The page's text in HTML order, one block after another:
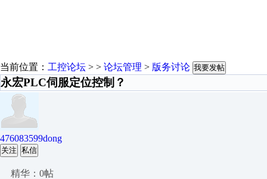
当前位置： 工控论坛 > > 论坛管理 > 版务讨论 我要发帖
永宏PLC伺服定位控制？
476083599dong
关注 私信
精华：0帖